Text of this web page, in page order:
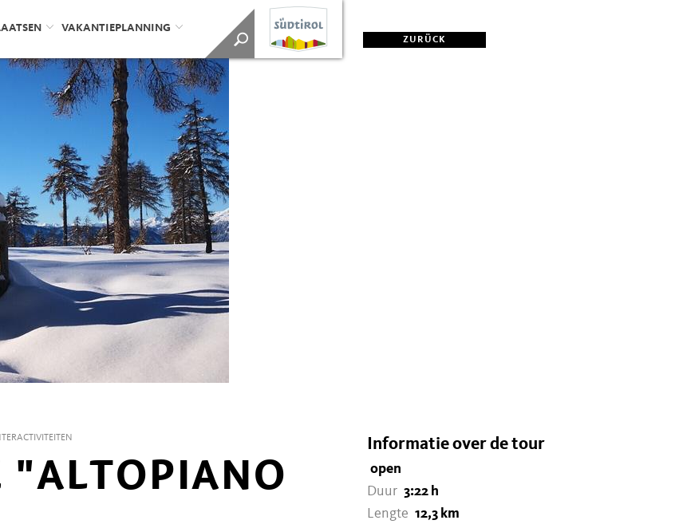
VAKANTIEPLANNING
ZURÜCK
"ALTOPIANO
Informatie over de tour
open
Duur 3:22 h
Lengte 12,3 km